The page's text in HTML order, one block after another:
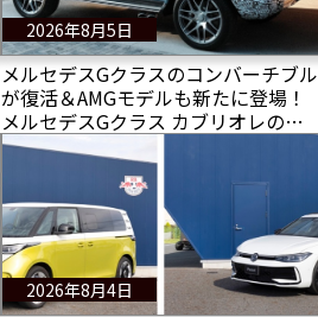
2026年8月5日
メルセデスGクラスのコンバーチブル
が復活＆AMGモデルも新たに登場！
メルセデスGクラス カブリオレの新
画像公開！
2026年8月4日